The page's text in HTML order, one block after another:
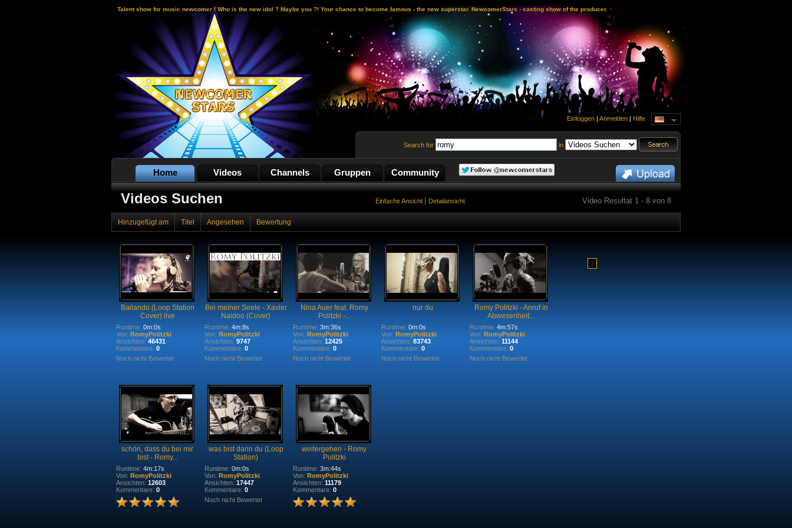
Talent show for music newcomer ! Who is the new idol ? Maybe you ?! Your chance to become famous - the new superstar. NewcomerStars - casting show of the producer.
Einloggen | Anmelden | Hilfe
Search for in
Home Videos Channels Gruppen Community
Videos Suchen Video Resultat 1 - 8 von 8
Einfache Ansicht Detailansicht
Hinzugefügt am Titel Angesehen Bewertung
Bailando (Loop Station
Cover) live
Runtime: 0m:0s
Von: RomyPolitzki
Ansichten: 46431
Kommentare: 0
Noch nicht Bewertet
Bei meiner Seele - Xavier
Naidoo (Cover)
Runtime: 4m:8s
Von: RomyPolitzki
Ansichten: 9747
Kommentare: 0
Noch nicht Bewertet
Nina Auer feat. Romy
Politzki -...
Runtime: 3m:36s
Von: RomyPolitzki
Ansichten: 12425
Kommentare: 0
Noch nicht Bewertet
nur du
Runtime: 0m:0s
Von: RomyPolitzki
Ansichten: 83743
Kommentare: 0
Noch nicht Bewertet
Romy Politzki - Anruf in
Abwesenheit...
Runtime: 4m:57s
Von: RomyPolitzki
Ansichten: 11144
Kommentare: 0
Noch nicht Bewertet
schön, dass du bei mir
bist - Romy...
Runtime: 4m:17s
Von: RomyPolitzki
Ansichten: 12603
Kommentare: 0
was bist dann du (Loop
Station)
Runtime: 0m:0s
Von: RomyPolitzki
Ansichten: 17447
Kommentare: 0
Noch nicht Bewertet
weitergehen - Romy
Politzki
Runtime: 3m:44s
Von: RomyPolitzki
Ansichten: 11179
Kommentare: 0
1